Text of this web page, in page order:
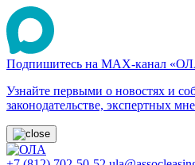
Подпишитесь на МАХ-канал
Узнайте первыми о новостях и
законодательстве, экспертных